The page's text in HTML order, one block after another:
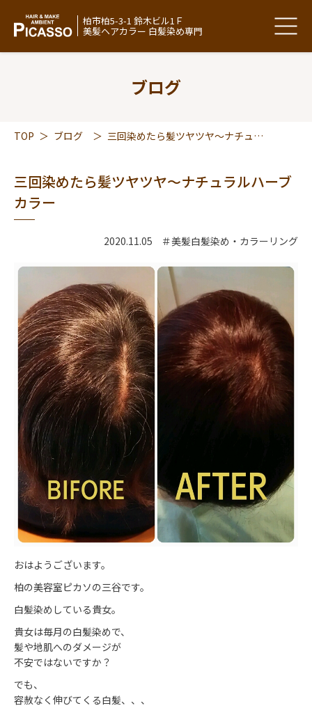
柏市柏5-3-1 鈴木ビル1Ｆ
美髪ヘアカラー 白髪染め専門
ブログ
TOP ＞ ブログ ＞ 三回染めたら髪ツヤツヤ～ナチュラルハーブカラー
三回染めたら髪ツヤツヤ～ナチュラルハーブ
カラー
2020.11.05 ＃美髪白髪染め・カラーリング
おはようございます。
柏の美容室ピカソの三谷です。
白髪染めしている貴女。
貴女は毎月の白髪染めで、
髪や地肌へのダメージが
不安ではないですか？
でも、
容赦なく伸びてくる白髪、、、